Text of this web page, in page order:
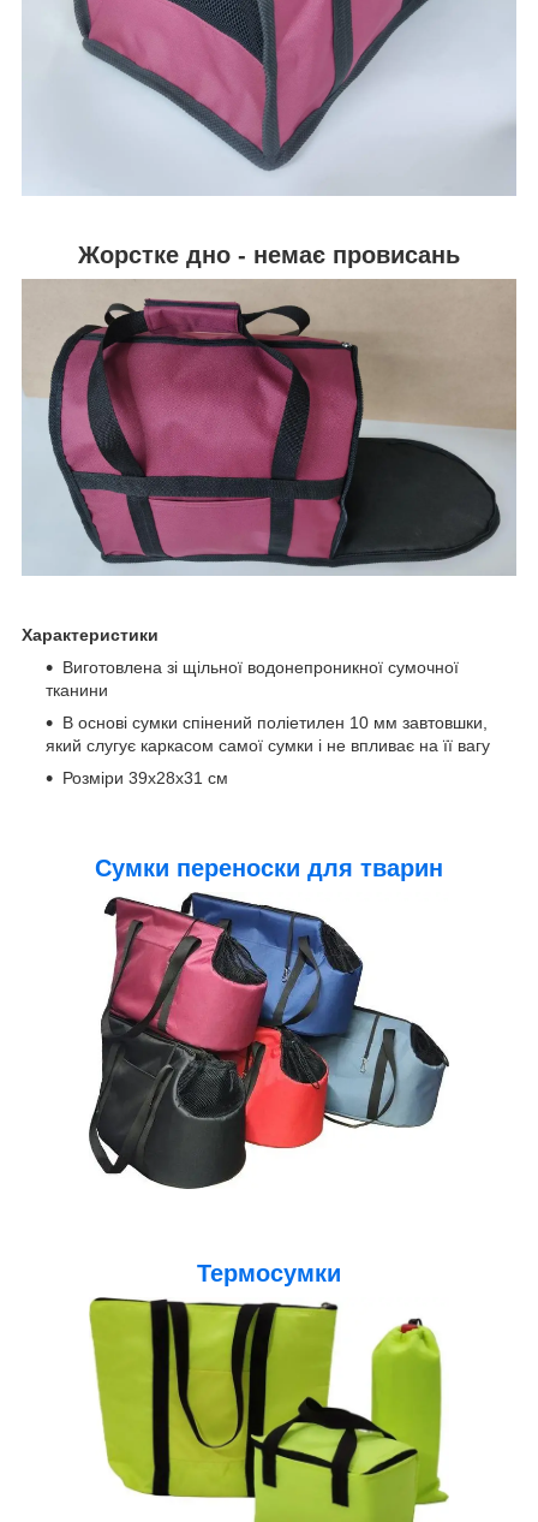
Жорстке дно - немає провисань
Характеристики
Виготовлена зі щільної водонепроникної сумочної
тканини
В основі сумки спінений поліетилен 10 мм завтовшки,
який слугує каркасом самої сумки і не впливає на її вагу
Розміри 39х28х31 см
Сумки переноски для тварин
Термосумки